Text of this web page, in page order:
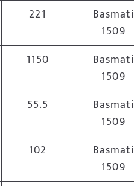
221
Basmati
1509
1150
Basmati
1509
55.5
Basmati
1509
102
Basmati
1509